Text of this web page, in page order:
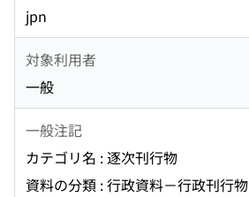
jpn
対象利用者
一般
一般注記
カテゴリ名 : 逐次刊行物
資料の分類 : 行政資料－行政刊行物